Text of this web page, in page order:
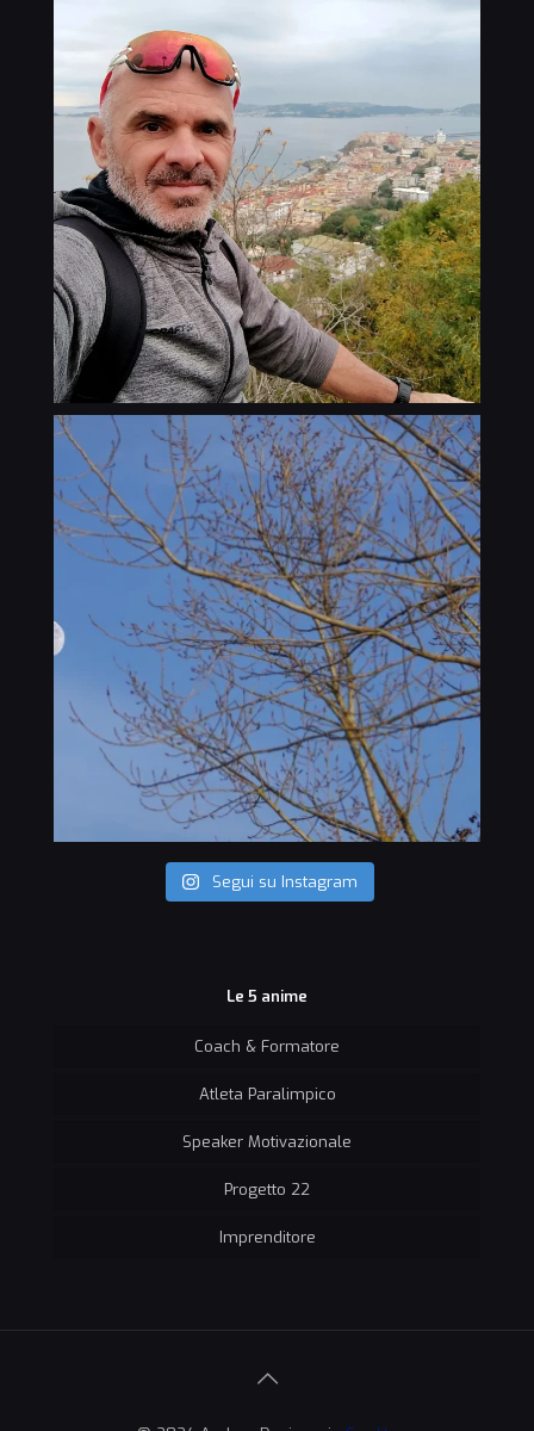
Segui su Instagram
Le 5 anime
Coach & Formatore
Atleta Paralimpico
Speaker Motivazionale
Progetto 22
Imprenditore